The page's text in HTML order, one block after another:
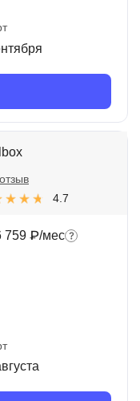
4.7
759 ₽/мес